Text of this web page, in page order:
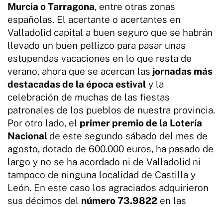
Murcia o Tarragona, entre otras zonas
españolas. El acertante o acertantes en
Valladolid capital a buen seguro que se habrán
llevado un buen pellizco para pasar unas
estupendas vacaciones en lo que resta de
verano, ahora que se acercan las jornadas más
destacadas de la época estival y la
celebración de muchas de las fiestas
patronales de los pueblos de nuestra provincia.
Por otro lado, el primer premio de la Lotería
Nacional de este segundo sábado del mes de
agosto, dotado de 600.000 euros, ha pasado de
largo y no se ha acordado ni de Valladolid ni
tampoco de ninguna localidad de Castilla y
León. En este caso los agraciados adquirieron
sus décimos del número 73.9822 en las